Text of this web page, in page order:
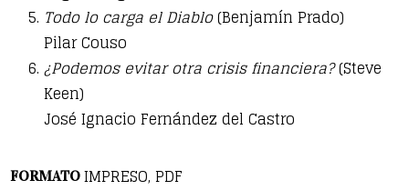
Todo lo carga el Diablo(Benjamín Prado)
Pilar Couso
¿Podemos evitar otra crisis financiera?(Steve
Keen)
José Ignacio Fernández del Castro
FORMATO IMPRESO, PDF